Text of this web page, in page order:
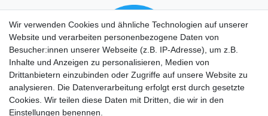
Wir verwenden Cookies und ähnliche Technologien auf unserer
Website und verarbeiten personenbezogene Daten von
Besucher:innen unserer Webseite (z.B. IP-Adresse), um z.B.
Inhalte und Anzeigen zu personalisieren, Medien von
Drittanbietern einzubinden oder Zugriffe auf unsere Website zu
analysieren. Die Datenverarbeitung erfolgt erst durch gesetzte
Cookies. Wir teilen diese Daten mit Dritten, die wir in den
Einstellungen benennen.